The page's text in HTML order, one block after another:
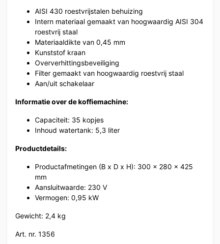
AISI 430 roestvrijstalen behuizing
Intern materiaal gemaakt van hoogwaardig AISI 304
roestvrij staal
Materiaaldikte van 0,45 mm
Kunststof kraan
Oververhittingsbeveiliging
Filter gemaakt van hoogwaardig roestvrij staal
Aan/uit schakelaar
Informatie over de koffiemachine:
Capaciteit: 35 kopjes
Inhoud watertank: 5,3 liter
Productdetails:
Productafmetingen (B x D x H): 300 x 280 x 425
mm
Aansluitwaarde: 230 V
Vermogen: 0,95 kW
Gewicht: 2,4 kg
Art. nr. 1356